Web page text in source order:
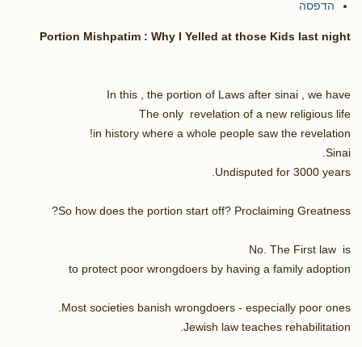
הדפסה
Portion Mishpatim : Why I Yelled at those Kids last night
In this , the portion of Laws after sinai , we have
The only revelation of a new religious life
in history where a whole people saw the revelation!
Sinai.
Undisputed for 3000 years.
So how does the portion start off? Proclaiming Greatness?
No. The First law is
to protect poor wrongdoers by having a family adoption
Most societies banish wrongdoers - especially poor ones.
Jewish law teaches rehabilitation.